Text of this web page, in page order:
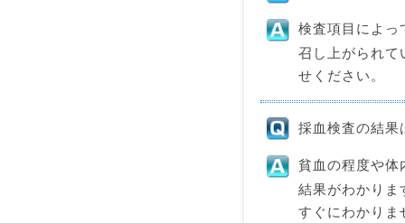
検査項目によっ
召し上がられて
せください。
採血検査の結果
貧血の程度や体
結果がわかりま
すぐにわかりま